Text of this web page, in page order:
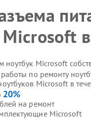
Microsoft
ноутбук Microsoft
по ремонту
Microsoft в
20%
на ремонт
Microsoft